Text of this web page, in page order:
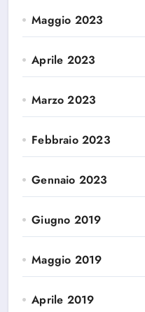
Maggio 2023
Aprile 2023
Marzo 2023
Febbraio 2023
Gennaio 2023
Giugno 2019
Maggio 2019
Aprile 2019